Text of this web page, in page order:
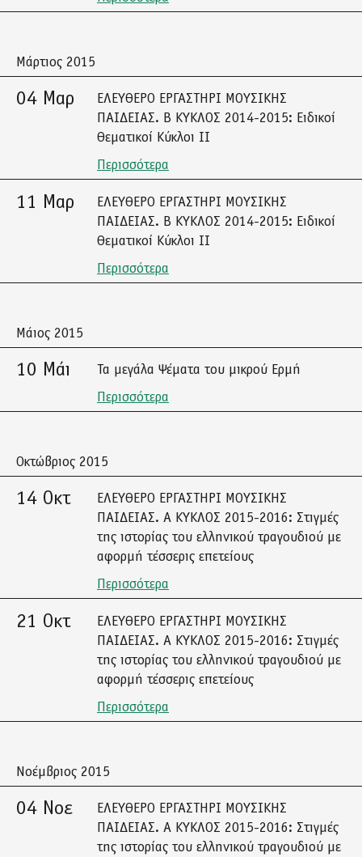
Μάρτιος 2015
04 Μαρ
ΕΛΕΥΘΕΡΟ ΕΡΓΑΣΤΗΡΙ ΜΟΥΣΙΚΗΣ
ΠΑΙΔΕΙΑΣ. Β ΚΥΚΛΟΣ 2014-2015: Ειδικοί
Θεματικοί Κύκλοι ΙΙ
Περισσότερα
11 Μαρ
ΕΛΕΥΘΕΡΟ ΕΡΓΑΣΤΗΡΙ ΜΟΥΣΙΚΗΣ
ΠΑΙΔΕΙΑΣ. Β ΚΥΚΛΟΣ 2014-2015: Ειδικοί
Θεματικοί Κύκλοι ΙΙ
Περισσότερα
Μάιος 2015
10 Μάι
Τα μεγάλα Ψέματα του μικρού Ερμή
Περισσότερα
Οκτώβριος 2015
14 Οκτ
ΕΛΕΥΘΕΡΟ ΕΡΓΑΣΤΗΡΙ ΜΟΥΣΙΚΗΣ
ΠΑΙΔΕΙΑΣ. Α ΚΥΚΛΟΣ 2015-2016: Στιγμές
της ιστορίας του ελληνικού τραγουδιού με
αφορμή τέσσερις επετείους
Περισσότερα
21 Οκτ
ΕΛΕΥΘΕΡΟ ΕΡΓΑΣΤΗΡΙ ΜΟΥΣΙΚΗΣ
ΠΑΙΔΕΙΑΣ. Α ΚΥΚΛΟΣ 2015-2016: Στιγμές
της ιστορίας του ελληνικού τραγουδιού με
αφορμή τέσσερις επετείους
Περισσότερα
Νοέμβριος 2015
04 Νοε
ΕΛΕΥΘΕΡΟ ΕΡΓΑΣΤΗΡΙ ΜΟΥΣΙΚΗΣ
ΠΑΙΔΕΙΑΣ. Α ΚΥΚΛΟΣ 2015-2016: Στιγμές
της ιστορίας του ελληνικού τραγουδιού με